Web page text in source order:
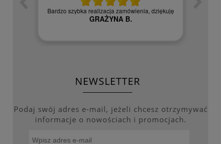
Bardzo szybka realizacja zamówienia, dziękuję
GRAŻYNA B.
NEWSLETTER
Podaj swój adres e-mail, jeżeli chcesz otrzymywać
informacje o nowościach i promocjach.